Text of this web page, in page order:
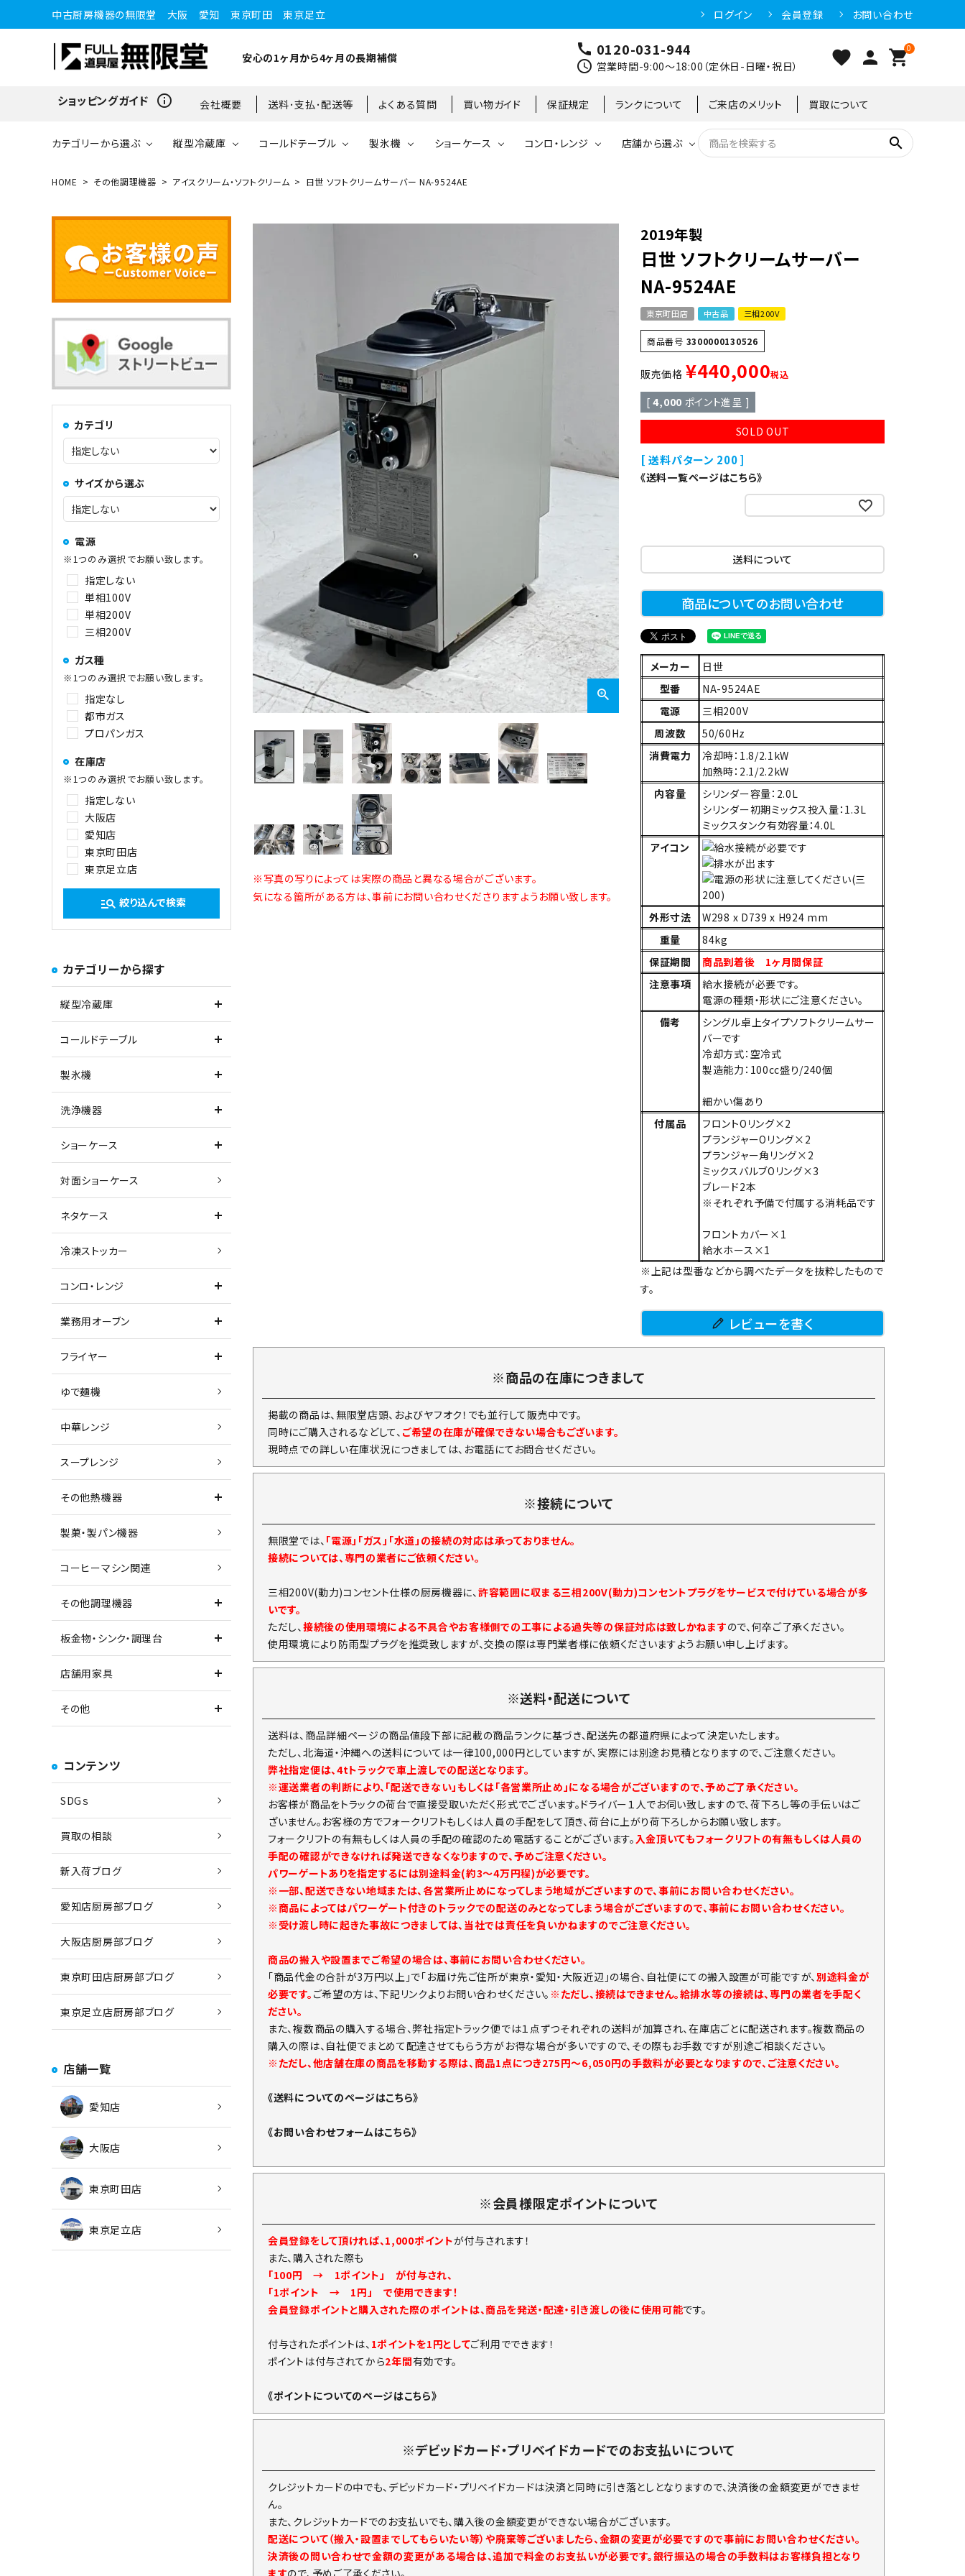
中古厨房機器の無限堂 大阪 愛知 東京町田 東京足立 ログイン 会員登録 お問い合わせ
安心の1ヶ月から4ヶ月の長期補償 call 0120-031-944
schedule 営業時間-9:00～18:00（定休日-日曜・祝日） favorite person 0
shopping_cart
ショッピングガイド info_outline 会社概要 送料･支払･配送等 よくある質問 買い物ガイド 保証規定 ランクについて ご来店のメリット 買取について
カテゴリーから選ぶ
ショーケース 冷凍ストッカー
コンロ・レンジ 業務用オーブン フライヤー ゆで麺機
スープレンジ 製菓・製パン機器
コーヒーマシン関連 その他調理機器 板金物・シンク・調理台 店舗用家具
その他
縦型冷蔵庫
ブラストチラー・ショックフ
リーザー
コールドテーブル
ドロワータイプ・他
製氷機
65kg 95kg
100kg以上 チップ・フレークアイス ビッグアイス・その他異形
ショーケース
ワインセラー・ワインクーラ
ー
コンロ・レンジ 店舗から選ぶ search
HOME その他調理機器 アイスクリーム・ソフトクリーム 日世 ソフトクリームサーバー NA-9524AE
カテゴリ
サイズから選ぶ
電源
※1つのみ選択でお願い致します。
指定しない
単相100V
単相200V
三相200V
ガス種
※1つのみ選択でお願い致します。
指定なし
都市ガス
プロパンガス
在庫店
※1つのみ選択でお願い致します。
指定しない
大阪店
愛知店
東京町田店
東京足立店
manage_search 絞り込んで検索
カテゴリーから探す
縦型冷蔵庫
コールドテーブル
製氷機
洗浄機器
ショーケース
対面ショーケース
ネタケース
冷凍ストッカー
コンロ・レンジ
業務用オーブン
フライヤー
ゆで麺機
中華レンジ
スープレンジ
その他熱機器
製菓・製パン機器
コーヒーマシン関連
その他調理機器
板金物・シンク・調理台
店舗用家具
その他
コンテンツ
SDGｓ
買取の相談
新入荷ブログ
愛知店厨房部ブログ
大阪店厨房部ブログ
東京町田店厨房部ブログ
東京足立店厨房部ブログ
店舗一覧
愛知店
大阪店
東京町田店
東京足立店
※写真の写りによっては実際の商品と異なる場合がございます。
気になる箇所がある方は、事前にお問い合わせくださりますようお願い致します。
2019年製
日世 ソフトクリームサーバー
NA-9524AE
東京町田店 中古品 三相200V
商品番号 3300000130526
販売価格 ¥440,000税込
[ 4,000 ポイント進呈 ]
SOLD OUT
送料パターン 200
《送料一覧ページはこちら》
送料について
商品についてのお問い合わせ
メーカー
日世
型番
NA-9524AE
電源
三相200V
周波数
50/60Hz
消費電力
冷却時：1.8/2.1kW
加熱時：2.1/2.2kW
内容量
シリンダー容量：2.0L
シリンダー初期ミックス投入量：1.3L
ミックスタンク有効容量：4.0L
アイコン
外形寸法
W298 x D739 x H924 mm
重量
84kg
保証期間
商品到着後 1ヶ月間保証
注意事項
給水接続が必要です。
電源の種類・形状にご注意ください。
備考
シングル卓上タイプソフトクリームサー
バーです
冷却方式：空冷式
製造能力：100cc盛り/240個
細かい傷あり
付属品
フロントOリング×2
プランジャーOリング×2
プランジャー角リング×2
ミックスバルブOリング×3
ブレード2本
※それぞれ予備で付属する消耗品です
フロントカバー×1
給水ホース×1
※上記は型番などから調べたデータを抜粋したもので
す。
レビューを書く
※商品の在庫につきまして
掲載の商品は、無限堂店頭、およびヤフオク！でも並行して販売中です。
同時にご購入されるなどして、 ご希望の在庫が確保できない場合もございます。
現時点での詳しい在庫状況につきましては、お電話にてお問合せください。
※接続について
無限堂では、 「電源」「ガス」「水道」の接続の対応は承っておりません。
接続については、専門の業者にご依頼ください。
三相200V(動力)コンセント仕様の厨房機器に、 許容範囲に収まる三相200V(動力)コンセントプラグをサービスで付けている場合が多
いです。
ただし、 接続後の使用環境による不具合やお客様側での工事による過失等の保証対応は致しかねますので、何卒ご了承ください。
使用環境により防雨型プラグを推奨致しますが、交換の際は専門業者様に依頼くださいますようお願い申し上げます。
※送料・配送について
送料は、商品詳細ページの商品値段下部に記載の商品ランクに基づき、配送先の都道府県によって決定いたします。
ただし、北海道・沖縄への送料については一律100,000円としていますが、実際には別途お見積となりますので、ご注意ください。
弊社指定便は、4tトラックで車上渡しでの配送となります。
※運送業者の判断により、「配送できない」もしくは「各営業所止め」になる場合がございますので、予めご了承ください。
お客様が商品をトラックの荷台で直接受取いただく形式でございます。ドライバー１人でお伺い致しますので、荷下ろし等の手伝いはご
ざいません。お客様の方でフォークリフトもしくは人員の手配をして頂き、荷台に上がり荷下ろしからお願い致します。
フォークリフトの有無もしくは人員の手配の確認のため電話することがございます。 入金頂いてもフォークリフトの有無もしくは人員の
手配の確認ができなければ発送できなくなりますので、予めご注意ください。
パワーゲートありを指定するには別途料金(約3～4万円程)が必要です。
※一部、配送できない地域または、各営業所止めになってしまう地域がございますので、事前にお問い合わせください。
※商品によってはパワーゲート付きのトラックでの配送のみとなってしまう場合がございますので、事前にお問い合わせください。
※受け渡し時に起きた事故につきましては、当社では責任を負いかねますのでご注意ください。
商品の搬入や設置までご希望の場合は、事前にお問い合わせください。
「商品代金の合計が3万円以上」で「お届け先ご住所が東京・愛知・大阪近辺」の場合、自社便にての搬入設置が可能ですが、 別途料金が
必要です。 ご希望の方は、下記リンクよりお問い合わせください。 ※ただし、接続はできません。給排水等の接続は、専門の業者を手配く
ださい。
また、複数商品の購入する場合、弊社指定トラック便では１点ずつそれぞれの送料が加算され、在庫店ごとに配送されます。複数商品の
購入の際は、自社便でまとめて配達させてもらう方がお得な場合が多いですので、その際もお手数ですが別途ご相談ください。
※ただし、他店舗在庫の商品を移動する際は、商品1点につき275円～6,050円の手数料が必要となりますので、ご注意ください。
《送料についてのページはこちら》
《お問い合わせフォームはこちら》
※会員様限定ポイントについて
会員登録をして頂ければ、1,000ポイントが付与されます！
また、購入された際も
「100円 → 1ポイント」 が付与され、
「1ポイント → 1円」 で使用できます！
会員登録ポイントと購入された際のポイントは、商品を発送・配達・引き渡しの後に使用可能です。
付与されたポイントは、 1ポイントを1円としてご利用でできます！
ポイントは付与されてから2年間有効です。
《ポイントについてのページはこちら》
※デビッドカード・プリベイドカードでのお支払いについて
クレジットカードの中でも、デビッドカード・プリベイドカードは決済と同時に引き落としとなりますので、決済後の金額変更ができませ
ん。
また、クレジットカードでのお支払いでも、購入後の金額変更ができない場合がございます。
配送について（搬入・設置までしてもらいたい等）や廃棄等ございましたら、金額の変更が必要ですので事前にお問い合わせください。
決済後の問い合わせで金額の変更がある場合は、追加で料金のお支払いが必要です。銀行振込の場合の手数料はお客様負担となり
ますので、予めご了承ください。